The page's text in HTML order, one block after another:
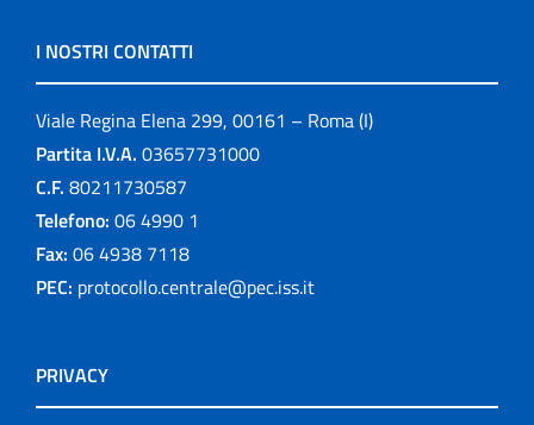
I NOSTRI CONTATTI
Viale Regina Elena 299, 00161 – Roma (I)
Partita I.V.A. 03657731000
C.F. 80211730587
Telefono: 06 4990 1
Fax: 06 4938 7118
PEC: protocollo.centrale@pec.iss.it
PRIVACY